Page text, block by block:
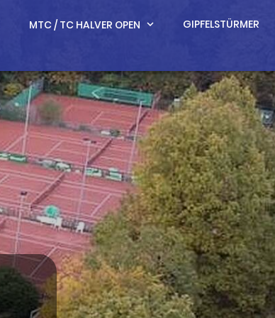
MTC / TC HALVER OPEN expand_more GIPFELSTÜRMER